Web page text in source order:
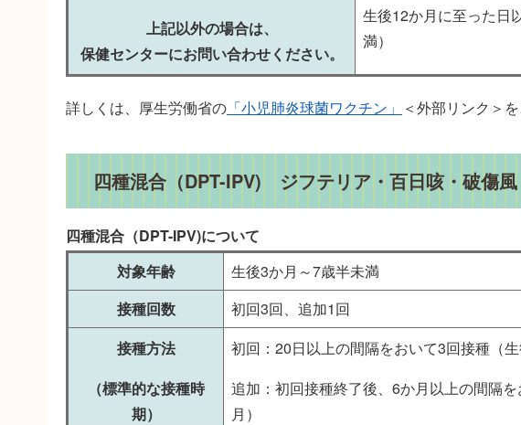
上記以外の場合は、
保健センターにお問い合わせください。
生後12か月に至った日
満）
詳しくは、厚生労働省の 「小児肺炎球菌ワクチン」 ＜外部リンク＞
四種混合（DPT-IPV) ジフテリア・百日咳・破傷
四種混合（DPT-IPV)について
対象年齢
生後3か月～7歳半未満
接種回数
初回3回、追加1回
接種方法
（標準的な接種時
期）
初回：20日以上の間隔をおいて3回接種（生
追加：初回接種終了後、6か月以上の間隔
月）